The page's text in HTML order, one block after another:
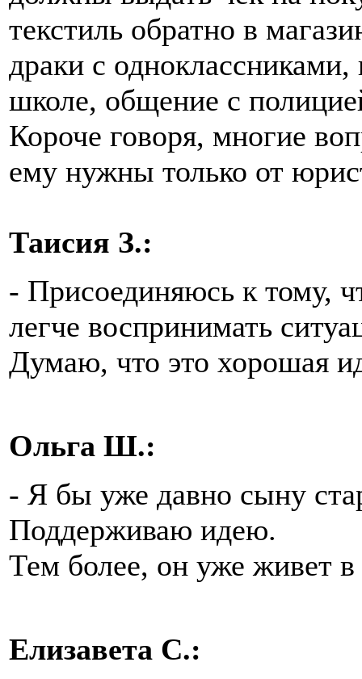
текстиль обратно в
драки с
школе, общение с
Короче говоря, многие
ему нужны только от
Таисия З.:
- Присоединяюсь к тому,
легче воспринимать
Думаю, что это хорошая
Ольга Ш.:
- Я бы уже давно сыну
Поддерживаю идею.
Тем более, он уже живет
Елизавета С.: